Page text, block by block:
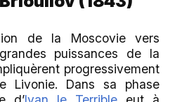
de la Moscovie vers
puissances de la
progressivement
Livonie. Dans sa phase